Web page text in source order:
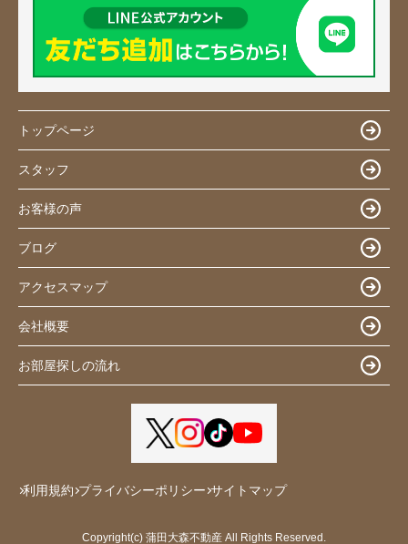
トップページ
スタッフ
お客様の声
ブログ
アクセスマップ
会社概要
お部屋探しの流れ
利用規約 プライバシーポリシー サイトマップ
Copyright(c) 蒲田大森不動産 All Rights Reserved.